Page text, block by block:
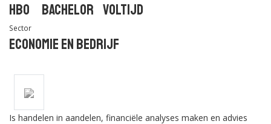
Hbo Bachelor Voltijd
Sector
Economie en Bedrijf
Is handelen in aandelen, financiële analyses maken en advies